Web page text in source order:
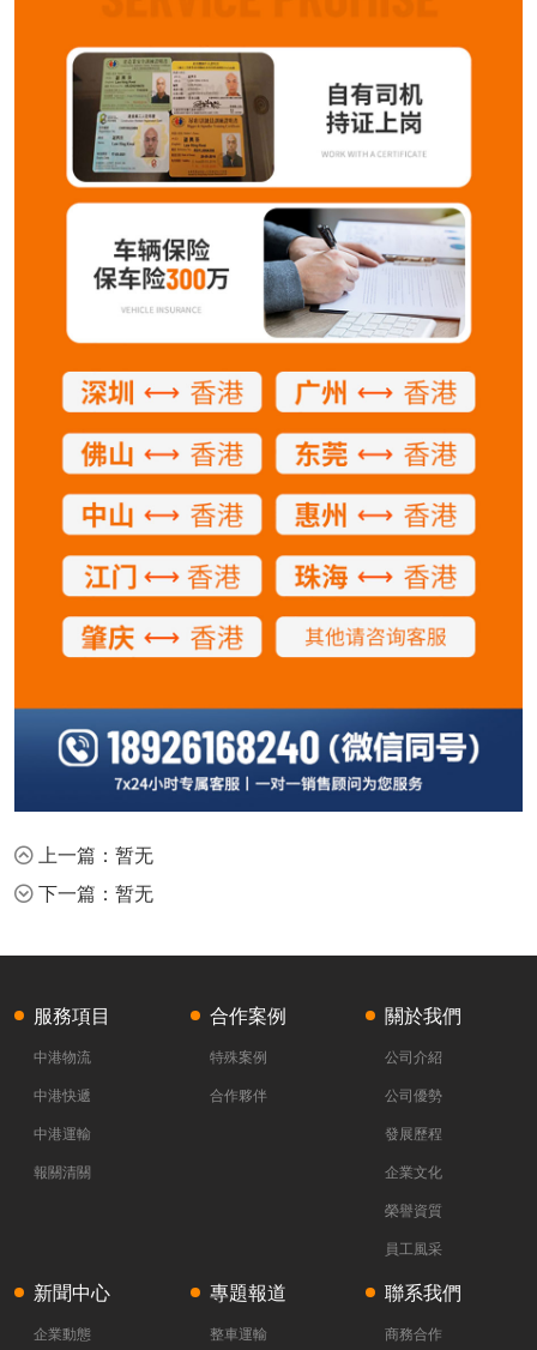
上一篇：暂无
下一篇：暂无
服務項目
中港物流
中港快遞
中港運輸
報關清關
合作案例
特殊案例
合作夥伴
關於我們
公司介紹
公司優勢
發展歷程
企業文化
榮譽資質
員工風采
新聞中心
企業動態
專題報道
整車運輸
聯系我們
商務合作